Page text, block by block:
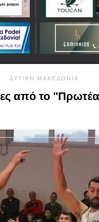
ΔΥΤΙΚΗ ΜΑΚΕΔΟΝΙΑ
από το